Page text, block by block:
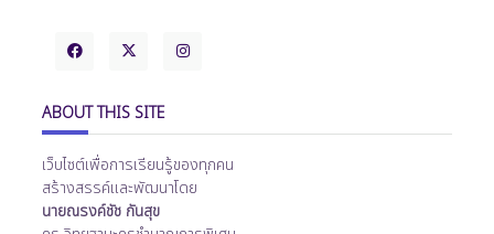
ABOUT THIS SITE
เว็บไซต์เพื่อการเรียนรู้ของทุกคน
สร้างสรรค์และพัฒนาโดย
นายณรงค์ชัช กันสุข